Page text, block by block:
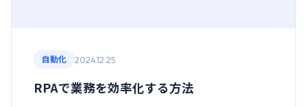
自動化 2024.12.25
RPAで業務を効率化する方法